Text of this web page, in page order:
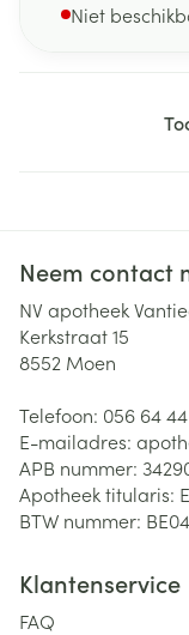
Niet
Neem contact
NV apotheek
Kerkstraat 15
8552 Moen
Telefoon: 056 64
E-mailadres:
APB nummer:
Apotheek titularis:
BTW nummer:
Klantenservice
FAQ